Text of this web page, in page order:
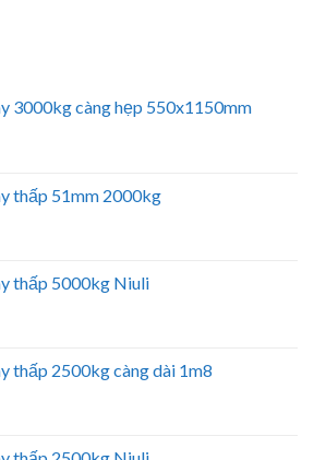
3000kg càng hẹp 550x1150mm
thấp 51mm 2000kg
thấp 5000kg Niuli
thấp 2500kg càng dài 1m8